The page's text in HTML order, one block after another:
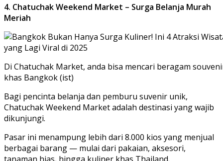
4. Chatuchak Weekend Market – Surga Belanja Murah
Meriah
Di Chatuchak Market, anda bisa mencari beragam
khas Bangkok (ist)
Bagi pencinta belanja dan pemburu suvenir unik,
Chatuchak Weekend Market adalah destinasi yang wajib
dikunjungi.
Pasar ini menampung lebih dari 8.000 kios yang menjual
berbagai barang — mulai dari pakaian, aksesori,